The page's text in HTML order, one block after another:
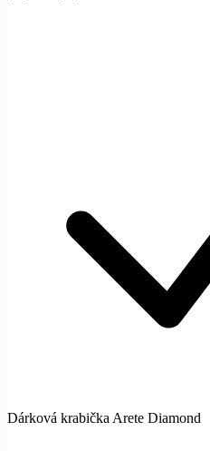
Dárková krabička Arete Diamond